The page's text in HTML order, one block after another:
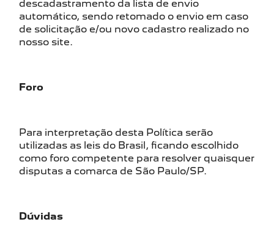
descadastramento da lista de envio
automático, sendo retomado o envio em caso
de solicitação e/ou novo cadastro realizado no
nosso site.
Foro
Para interpretação desta Política serão
utilizadas as leis do Brasil, ficando escolhido
como foro competente para resolver quaisquer
disputas a comarca de São Paulo/SP.
Dúvidas